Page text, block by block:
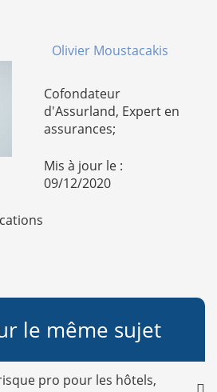
Olivier Moustacakis
Cofondateur
d'Assurland, Expert en
assurances;
Mis à jour le :
09/12/2020
le même sujet
pro pour les hôtels,